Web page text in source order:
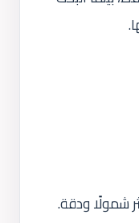
شمولًا ودقة.